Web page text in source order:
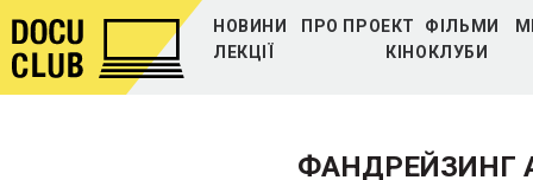
НОВИНИ ПРО ПРОЕКТ ФІЛЬМИ
ЛЕКЦІЇ
КІНОКЛУБИ
ФАНДРЕЙЗИНГ